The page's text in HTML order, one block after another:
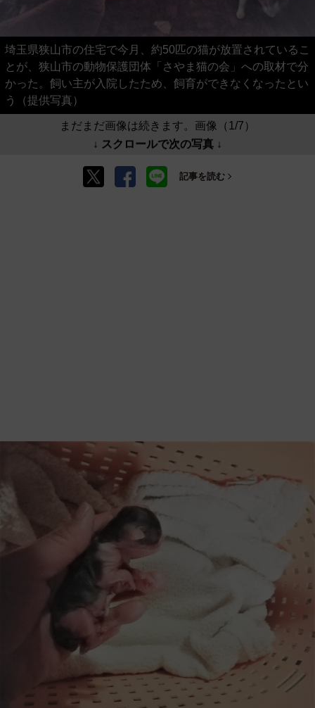
埼玉県狭山市の住宅で今月、約50匹の猫が放置されているこ
とが、狭山市の動物保護団体「さやま猫の会」への取材で分
かった。飼い主が入院したため、飼育ができなくなったとい
う（提供写真）
まだまだ画像は続きます。画像（1/7）
↓ スクロールで次の写真 ↓
記事を読む